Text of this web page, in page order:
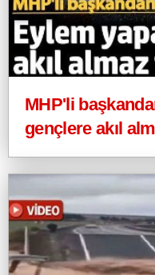
MHP'li
gençlere akıl